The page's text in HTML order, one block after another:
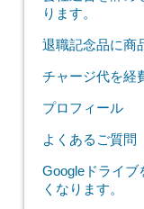
ります。
退職記念品に商
チャージ代を経
プロフィール
よくあるご質問
Googleドライブ
くなります。